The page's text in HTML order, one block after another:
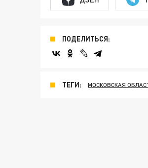
ПОДЕЛИТЬСЯ:
ТЕГИ: МОСКОВСКАЯ